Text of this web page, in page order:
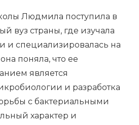
Людмила поступила в
вуз страны, где изучала
и специализировалась на
поняла, что ее
является
и разработка
с бактериальными
характер и